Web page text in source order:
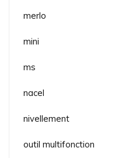
merlo
mini
ms
nacel
nivellement
outil multifonction